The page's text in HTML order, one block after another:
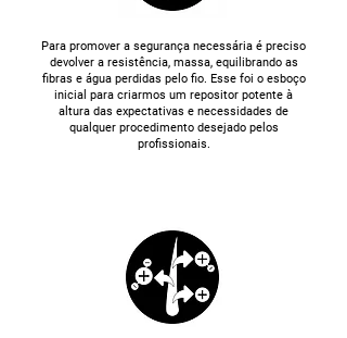
Para promover a segurança necessária é preciso
devolver a resistência, massa, equilibrando as
fibras e água perdidas pelo fio. Esse foi o esboço
inicial para criarmos um repositor potente à
altura das expectativas e necessidades de
qualquer procedimento desejado pelos
profissionais.